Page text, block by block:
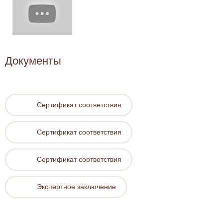
Документы
Сертификат соответствия
Сертификат соответствия
Сертификат соответствия
Экспертное заключение